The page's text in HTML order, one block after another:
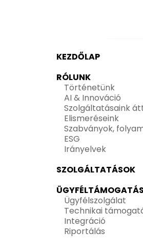
KEZDŐLAP
RÓLUNK
Történetünk
AI & Innováció
Szolgáltatásaink
Elismeréseink
Szabványok,
ESG
Irányelvek
SZOLGÁLTATÁSOK
ÜGYFÉLTÁMOGATÁS
Ügyfélszolgálat
Technikai
Integráció
Riportálás